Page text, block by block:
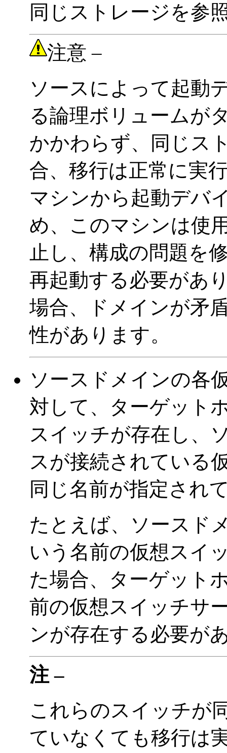
同じストレージを参
注意 –
ソースによって起動
る論理ボリュームが
かかわらず、同じス
合、移行は正常に実
マシンから起動デバ
め、このマシンは使
止し、構成の問題を
再起動する必要があ
場合、ドメインが矛
性があります。
ソースドメインの各
対して、ターゲット
スイッチが存在し、
スが接続されている
同じ名前が指定され
たとえば、ソースド
いう名前の仮想スイ
た場合、ターゲット
前の仮想スイッチサ
ンが存在する必要が
注 –
これらのスイッチが
ていなくても移行は